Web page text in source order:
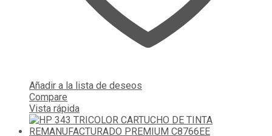
Añadir a la lista de deseos
Compare
Vista rápida